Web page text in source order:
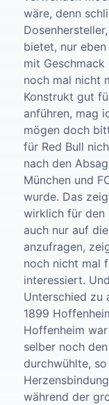
wäre, denn
bietet, nur
mit Geschmack
noch mal nicht
Konstrukt gut
anführen, mag
mögen doch
für Red Bull
nach den
München und
wurde. Das
wirklich für den
auch nur auf
anzufragen,
noch nicht mal
interessiert.
Unterschied zu
1899
Hoffenheim
selber noch
durchwühlte,
während der